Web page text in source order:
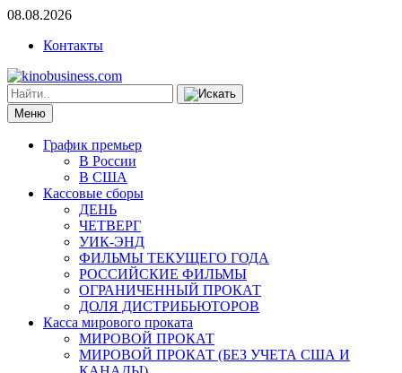
08.08.2026
Контакты
Меню
График премьер
В России
В США
Кассовые сборы
ДЕНЬ
ЧЕТВЕРГ
УИК-ЭНД
ФИЛЬМЫ ТЕКУЩЕГО ГОДА
РОССИЙСКИЕ ФИЛЬМЫ
ОГРАНИЧЕННЫЙ ПРОКАТ
ДОЛЯ ДИСТРИБЬЮТОРОВ
Касса мирового проката
МИРОВОЙ ПРОКАТ
МИРОВОЙ ПРОКАТ (БЕЗ УЧЕТА США И